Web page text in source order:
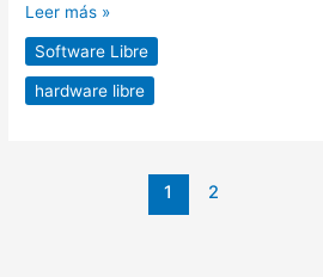
Leer más »
Software Libre
hardware libre
1 2